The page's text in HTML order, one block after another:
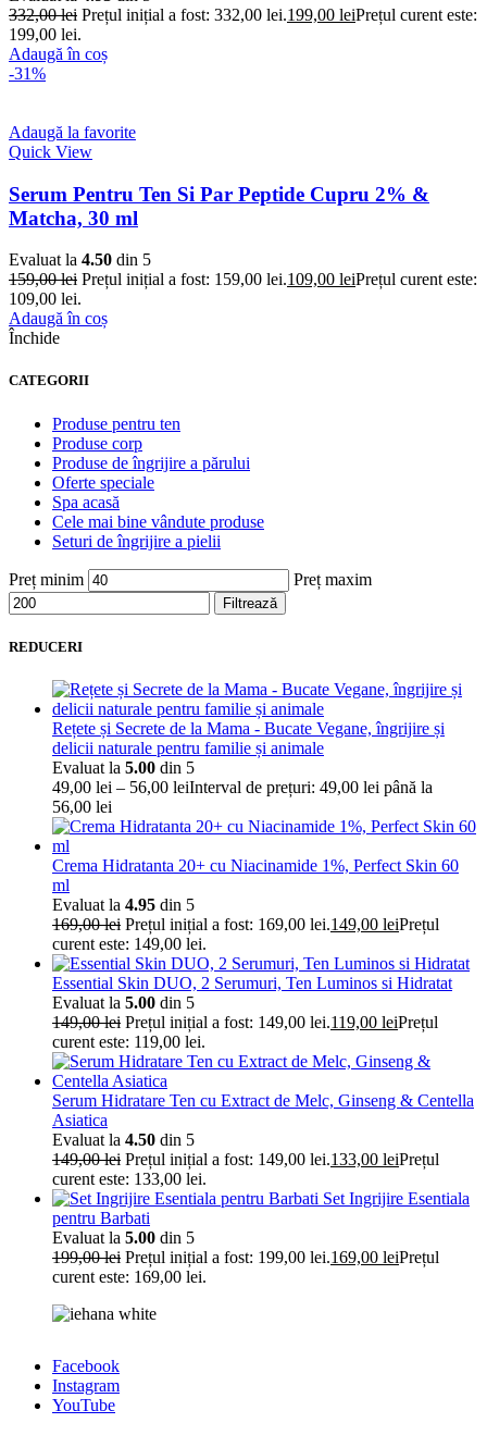
332,00lei Prețul inițial a fost: 332,00 lei.199,00 leiPrețul curent este:
199,00 lei.
Adaugă în coș
-31%
Adaugă la favorite
Quick View
Serum Pentru Ten Si Par Peptide Cupru 2% &
Matcha, 30 ml
Evaluat la 4.50 din 5
159,00lei Prețul inițial a fost: 159,00 lei.109,00 leiPrețul curent este:
109,00 lei.
Adaugă în coș
Închide
CATEGORII
Produse pentru ten
Produse corp
Produse de îngrijire a părului
Oferte speciale
Spa acasă
Cele mai bine vândute produse
Seturi de îngrijire a pielii
Preț minim Preț maxim
Filtrează
REDUCERI
Rețete și Secrete de la Mama - Bucate Vegane, îngrijire și
delicii naturale pentru familie și animale
Evaluat la 5.00 din 5
49,00 lei – 56,00 leiInterval de prețuri: 49,00 lei până la
56,00 lei
Crema Hidratanta 20+ cu Niacinamide 1%, Perfect Skin 60
ml
Evaluat la 4.95 din 5
169,00lei Prețul inițial a fost: 169,00 lei.149,00 leiPrețul
curent este: 149,00 lei.
Essential Skin DUO, 2 Serumuri, Ten Luminos si Hidratat
Evaluat la 5.00 din 5
149,00lei Prețul inițial a fost: 149,00 lei.119,00 leiPrețul
curent este: 119,00 lei.
Serum Hidratare Ten cu Extract de Melc, Ginseng & Centella
Asiatica
Evaluat la 4.50 din 5
149,00lei Prețul inițial a fost: 149,00 lei.133,00 leiPrețul
curent este: 133,00 lei.
Set Ingrijire Esentiala
pentru Barbati
Evaluat la 5.00 din 5
199,00lei Prețul inițial a fost: 199,00 lei.169,00 leiPrețul
curent este: 169,00 lei.
Facebook
Instagram
YouTube